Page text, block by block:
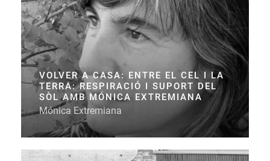
VOLVER A CASA: ENTRE EL CEL I LA
TERRA: RESPIRACIÓ I SUPORT DEL
SÒL AMB MÓNICA EXTREMIANA
Mónica Extremiana